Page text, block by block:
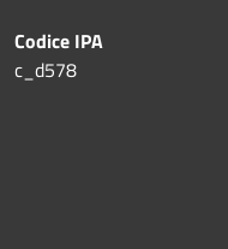
Codice IPA
c_d578